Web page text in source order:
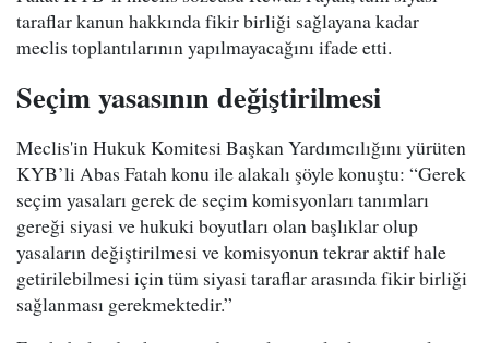
taraflar kanun hakkında fikir birliği sağlayana kadar
meclis toplantılarının yapılmayacağını ifade etti.
Seçim yasasının değiştirilmesi
Meclis'in Hukuk Komitesi Başkan Yardımcılığını yürüten
KYB’li Abas Fatah konu ile alakalı şöyle konuştu: “Gerek
seçim yasaları gerek de seçim komisyonları tanımları
gereği siyasi ve hukuki boyutları olan başlıklar olup
yasaların değiştirilmesi ve komisyonun tekrar aktif hale
getirilebilmesi için tüm siyasi taraflar arasında fikir birliği
sağlanması gerekmektedir.”